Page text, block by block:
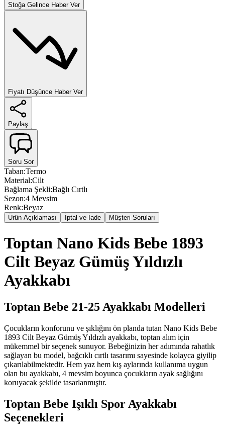
Stoğa Gelince Haber Ver
Fiyatı Düşünce Haber Ver
Paylaş
Soru Sor
Taban:Termo
Material:Cilt
Bağlama Şekli:Bağlı Cırtlı
Sezon:4 Mevsim
Renk:Beyaz
Ürün Açıklaması İptal ve İade Müşteri Soruları
Toptan Nano Kids Bebe 1893
Cilt Beyaz Gümüş Yıldızlı
Ayakkabı
Toptan Bebe 21-25 Ayakkabı Modelleri
Çocukların konforunu ve şıklığını ön planda tutan Nano Kids Bebe
1893 Cilt Beyaz Gümüş Yıldızlı ayakkabı, toptan alım için
mükemmel bir seçenek sunuyor. Bebeğinizin her adımında rahatlık
sağlayan bu model, bağcıklı cırtlı tasarımı sayesinde kolayca giyilip
çıkarılabilmektedir. Hem yaz hem kış aylarında kullanıma uygun
olan bu ayakkabı, 4 mevsim boyunca çocukların ayak sağlığını
koruyacak şekilde tasarlanmıştır.
Toptan Bebe Işıklı Spor Ayakkabı
Seçenekleri